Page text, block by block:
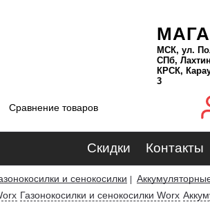
МСК, ул.
СПб,
КРСК,
3
Сравнение товаров
Скидки Контакты
и сенокосилки
Газонокосилки и сенокосилки Worx